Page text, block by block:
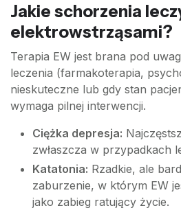
Jakie schorzenia
elektrowstrząsami?
Terapia EW jest brana pod
leczenia (farmakoterapia,
nieskuteczne lub gdy stan
wymaga pilnej interwencji.
Ciężka depresja:
zwłaszcza w przypadkach
Katatonia: Rzadkie, ale
zaburzenie, w którym EW
jako zabieg ratujący życie.